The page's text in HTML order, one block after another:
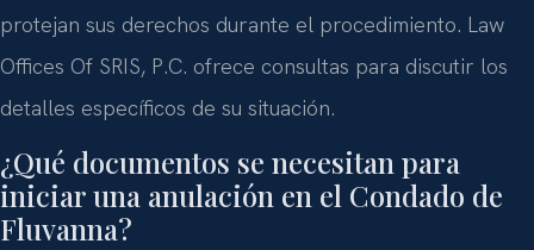
protejan sus derechos durante el procedimiento. Law
Offices Of SRIS, P.C. ofrece consultas para discutir los
detalles específicos de su situación.
¿Qué documentos se necesitan para
iniciar una anulación en el Condado de
Fluvanna?